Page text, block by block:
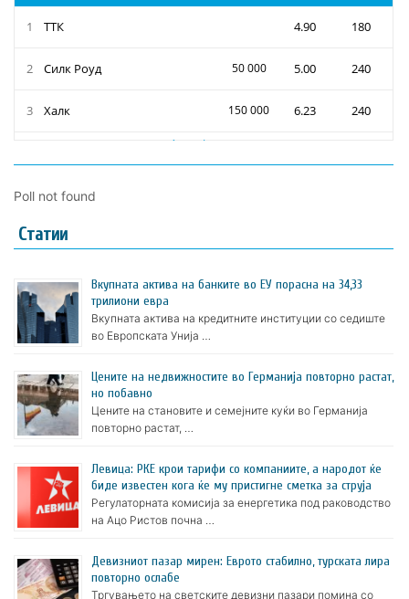
Poll not found
Статии
Вкупната актива на банките во ЕУ порасна на 34,33
трилиони евра
Вкупната актива на кредитните институции со седиште
во Европската Унија …
Цените на недвижностите во Германија повторно растат,
но побавно
Цените на становите и семејните куќи во Германија
повторно растат, …
Левица: РКЕ крои тарифи со компаниите, а народот ќе
биде известен кога ќе му пристигне сметка за струја
Регулаторната комисија за енергетика под раководство
на Ацо Ристов почна …
Девизниот пазар мирен: Еврото стабилно, турската лира
повторно ослабе
Тргувањето на светските девизни пазари помина со